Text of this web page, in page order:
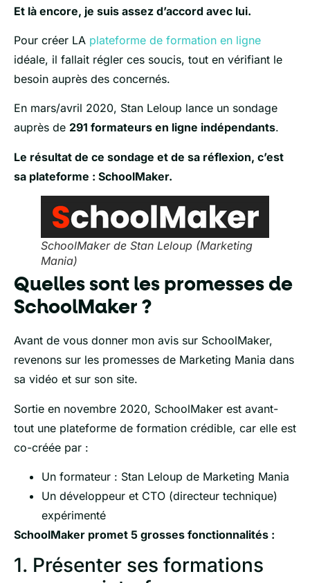
Et là encore, je suis assez d’accord avec lui.
Pour créer LA plateforme de formation en ligne
idéale, il fallait régler ces soucis, tout en vérifiant le
besoin auprès des concernés.
En mars/avril 2020, Stan Leloup lance un sondage
auprès de 291 formateurs en ligne indépendants.
Le résultat de ce sondage et de sa réflexion, c’est
sa plateforme : SchoolMaker.
SchoolMaker de Stan Leloup (Marketing
Mania)
Quelles sont les promesses de
SchoolMaker ?
Avant de vous donner mon avis sur SchoolMaker,
revenons sur les promesses de Marketing Mania dans
sa vidéo et sur son site.
Sortie en novembre 2020, SchoolMaker est avant-
tout une plateforme de formation crédible, car elle est
co-créée par :
Un formateur : Stan Leloup de Marketing Mania
Un développeur et CTO (directeur technique)
expérimenté
SchoolMaker promet 5 grosses fonctionnalités :
1. Présenter ses formations